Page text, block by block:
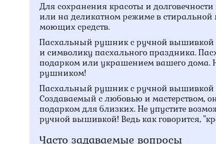
Для сохранения красоты и
или на деликатном режиме в стиральной
моющих средств.
Пасхальный рушник с ручной вышивкой -
и символику пасхального праздника.
подарком или украшением вашего дома.
рушником!
Пасхальный рушник с ручной вышивкой -
Создаваемый с любовью и мастерством,
подарком для близких. Не упустите
ручной вышивкой! Ведь как говорится,
Часто задаваемые вопросы